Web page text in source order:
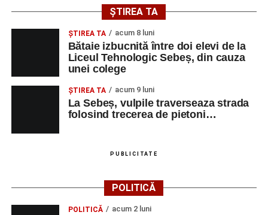
ȘTIREA TA
ŞTIREA TA acum 8 luni
Bătaie izbucnită între doi elevi de la
Liceul Tehnologic Sebeș, din cauza
unei colege
ŞTIREA TA acum 9 luni
La Sebeș, vulpile traverseaza strada
folosind trecerea de pietoni…
PUBLICITATE
POLITICĂ
POLITICĂ acum 2 luni